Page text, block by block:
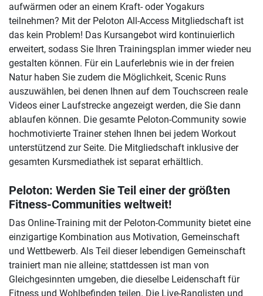
aufwärmen oder an einem Kraft- oder Yogakurs
teilnehmen? Mit der Peloton All-Access Mitgliedschaft ist
das kein Problem! Das Kursangebot wird kontinuierlich
erweitert, sodass Sie Ihren Trainingsplan immer wieder neu
gestalten können. Für ein Lauferlebnis wie in der freien
Natur haben Sie zudem die Möglichkeit, Scenic Runs
auszuwählen, bei denen Ihnen auf dem Touchscreen reale
Videos einer Laufstrecke angezeigt werden, die Sie dann
ablaufen können. Die gesamte Peloton-Community sowie
hochmotivierte Trainer stehen Ihnen bei jedem Workout
unterstützend zur Seite. Die Mitgliedschaft inklusive der
gesamten Kursmediathek ist separat erhältlich.
Peloton: Werden Sie Teil einer der größten
Fitness-Communities weltweit!
Das Online-Training mit der Peloton-Community bietet eine
einzigartige Kombination aus Motivation, Gemeinschaft
und Wettbewerb. Als Teil dieser lebendigen Gemeinschaft
trainiert man nie alleine; stattdessen ist man von
Gleichgesinnten umgeben, die dieselbe Leidenschaft für
Fitness und Wohlbefinden teilen. Die Live-Ranglisten und